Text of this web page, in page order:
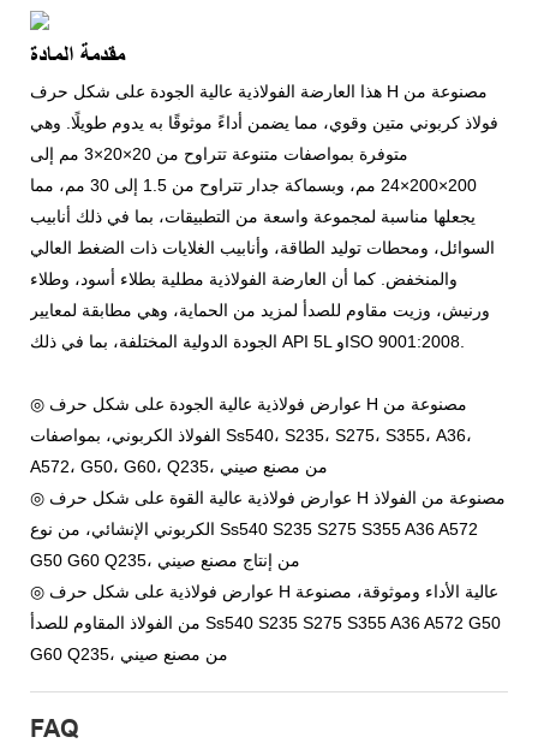
مقدمة المادة
هذا العارضة الفولاذية عالية الجودة على شكل حرف H مصنوعة من
فولاذ كربوني متين وقوي، مما يضمن أداءً موثوقًا به يدوم طويلًا. وهي
متوفرة بمواصفات متنوعة تتراوح من 20×20×3 مم إلى
200×200×24 مم، وبسماكة جدار تتراوح من 1.5 إلى 30 مم، مما
يجعلها مناسبة لمجموعة واسعة من التطبيقات، بما في ذلك أنابيب
السوائل، ومحطات توليد الطاقة، وأنابيب الغلايات ذات الضغط العالي
والمنخفض. كما أن العارضة الفولاذية مطلية بطلاء أسود، وطلاء
ورنيش، وزيت مقاوم للصدأ لمزيد من الحماية، وهي مطابقة لمعايير
الجودة الدولية المختلفة، بما في ذلك API 5L وISO 9001:2008.
◎ عوارض فولاذية عالية الجودة على شكل حرف H مصنوعة من
الفولاذ الكربوني، بمواصفات Ss540، S235، S275، S355، A36،
A572، G50، G60، Q235، من مصنع صيني
◎ عوارض فولاذية عالية القوة على شكل حرف H مصنوعة من الفولاذ
الكربوني الإنشائي، من نوع Ss540 S235 S275 S355 A36 A572
G50 G60 Q235، من إنتاج مصنع صيني
◎ عوارض فولاذية على شكل حرف H عالية الأداء وموثوقة، مصنوعة
من الفولاذ المقاوم للصدأ Ss540 S235 S275 S355 A36 A572 G50
G60 Q235، من مصنع صيني
FAQ